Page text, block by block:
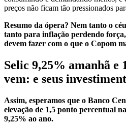
preços não ficam tão pressionados
Resumo da ópera? Nem tanto o
tanto para inflação perdendo
devem fazer com o que o Copom
Selic 9,25% amanhã e
vem: e seus
Assim, esperamos que o Banco
elevação de 1,5 ponto percentual
9,25% ao ano.